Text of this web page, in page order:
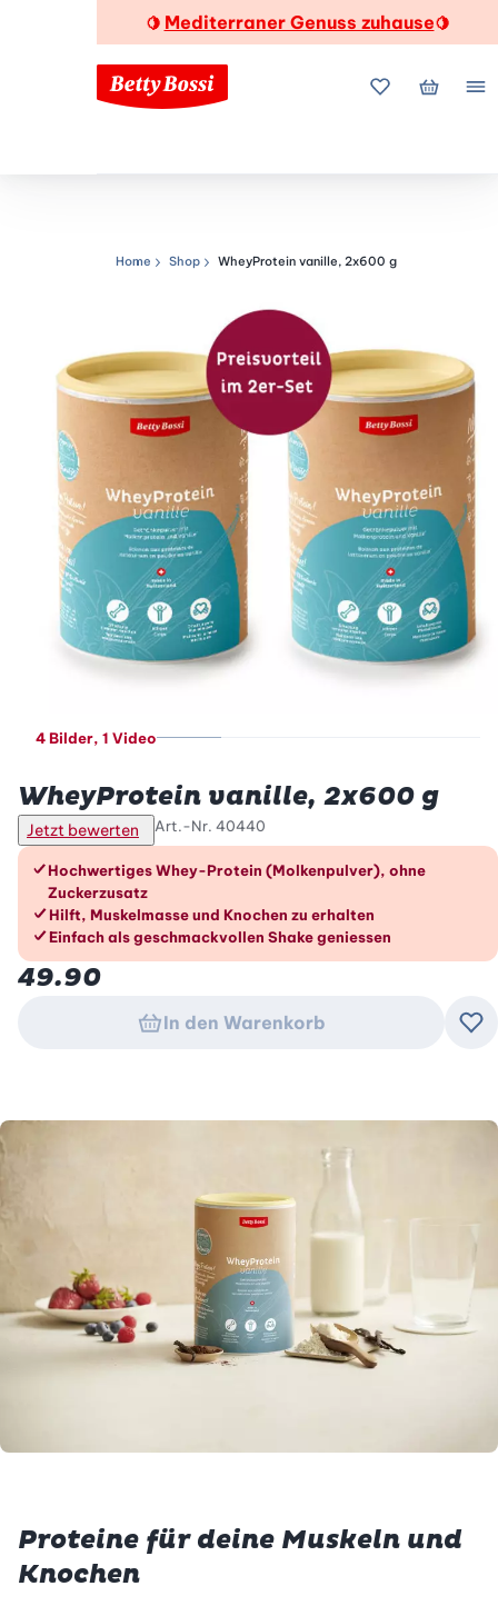
🍋 Mediterraner Genuss zuhause🍋
MeineMein
Navigationspfad
Home Shop WheyProtein vanille, 2x600 g
4 Bilder, 1 Video
WheyProtein vanille, 2x600 g
Jetzt bewerten Art.-Nr. 40440
Die Vorteile im Überblick
Hochwertiges Whey-Protein (Molkenpulver), ohne
Zuckerzusatz
Hilft, Muskelmasse und Knochen zu erhalten
Einfach als geschmackvollen Shake geniessen
49.90
In den Warenkorb
Proteine für deine Muskeln und
Knochen